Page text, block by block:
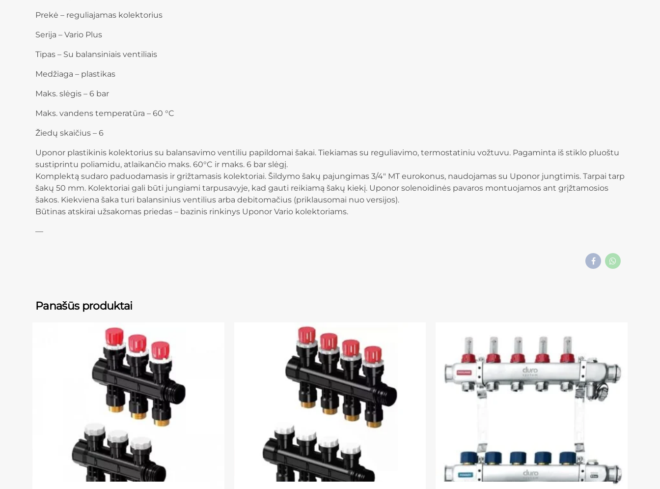
Prekė – reguliajamas kolektorius
Serija – Vario Plus
Tipas – Su balansiniais ventiliais
Medžiaga – plastikas
Maks. slėgis – 6 bar
Maks. vandens temperatūra – 60 °C
Žiedų skaičius – 6
Uponor plastikinis kolektorius su balansavimo ventiliu papildomai šakai. Tiekiamas su reguliavimo, termostatiniu vožtuvu. Pagaminta iš stiklo pluoštu
sustiprintu poliamidu, atlaikančio maks. 60°C ir maks. 6 bar slėgį.
Komplektą sudaro paduodamasis ir grižtamasis kolektoriai. Šildymo šakų pajungimas 3/4″ MT eurokonus, naudojamas su Uponor jungtimis. Tarpai tarp
šakų 50 mm. Kolektoriai gali būti jungiami tarpusavyje, kad gauti reikiamą šakų kiekį. Uponor solenoidinės pavaros montuojamos ant grįžtamosios
šakos. Kiekviena šaka turi balansinius ventilius arba debitomačius (priklausomai nuo versijos).
Būtinas atskirai užsakomas priedas – bazinis rinkinys Uponor Vario kolektoriams.
—
Panašūs produktai